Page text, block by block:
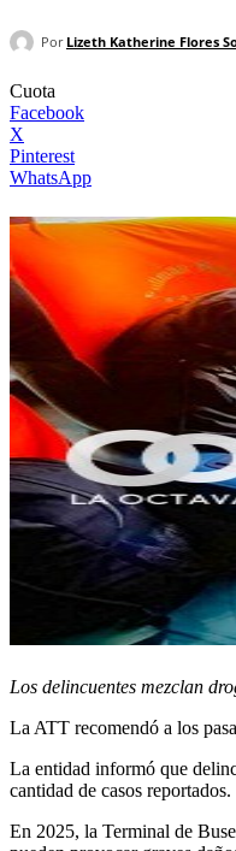
Por Lizeth Katherine Flores
Cuota
Facebook
X
Pinterest
WhatsApp
Los delincuentes mezclan
La ATT recomendó a los
La entidad informó que
cantidad de casos reportados.
En 2025, la Terminal de